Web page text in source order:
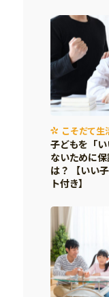
こそだて生
子どもを「
ないために
は？ 【いい
ト付き】